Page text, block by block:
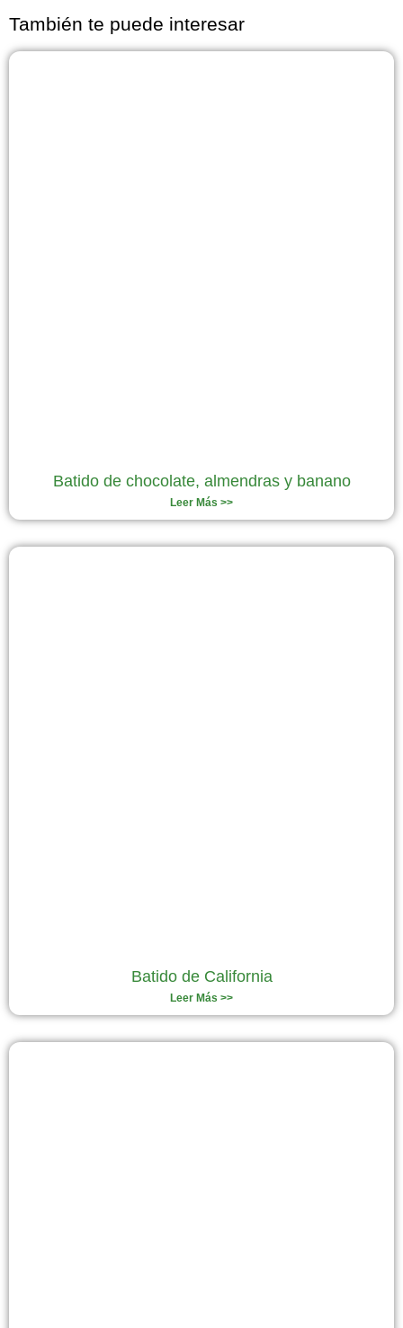
También te puede interesar
Batido de chocolate, almendras y banano
Leer Más >>
Batido de California
Leer Más >>